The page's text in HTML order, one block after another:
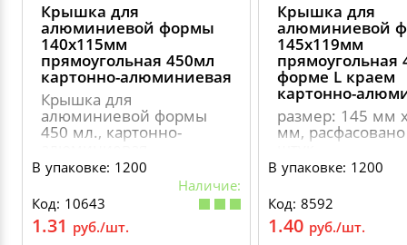
Крышка для
алюминиевой формы
140х115мм
прямоугольная 450мл
картонно-алюминиевая
Крышка для
алюминиевой формы
450 мл., картонно-
алюминиевая
В упаковке: 1200
Наличие:
Код: 10643
1.31 руб./шт.
Крышка для
алюминиевой
145х119мм
прямоугольная
форме L краем
картонно-
размер: 145 мм
мм,
штук
В упаковке: 1200
Код: 8592
1.40 руб./шт.